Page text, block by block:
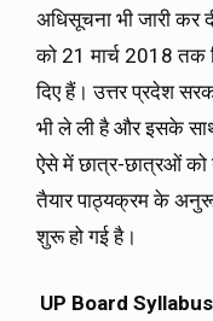
अधिसूचना भी जारी कर
को 21 मार्च 2018 तक
दिए हैं। उत्तर प्रदेश
भी ले ली है और इसके
ऐसे में छात्र-छात्रओं को
तैयार पाठ्यक्रम के
शुरू हो गई है।
UP Board